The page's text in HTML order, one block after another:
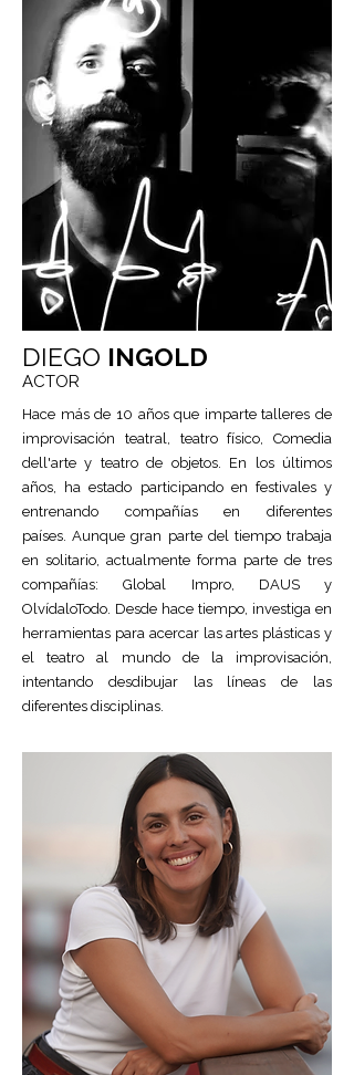
DIEGO INGOLD
ACTOR
Hace más de 10 años que imparte talleres de
improvisación teatral, teatro físico, Comedia
dell'arte y teatro de objetos. En los últimos
años, ha estado participando en festivales y
entrenando compañías en diferentes
países.Aunque gran parte del tiempo trabaja
en solitario, actualmente forma parte de tres
compañías: Global Impro, DAUS y
OlvídaloTodo. Desde hace tiempo, investiga en
herramientas para acercar las artes plásticas y
el teatro al mundo de la improvisación,
intentando desdibujar las líneas de las
diferentes disciplinas.